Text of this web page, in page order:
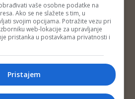
vaše osobne podatke na
Ako se ne slažete s tim, u
svojim opcijama. Potražite vezu pri
web-lokacije za upravljanje
pristanka u postavkama privatnosti i
Pristajem